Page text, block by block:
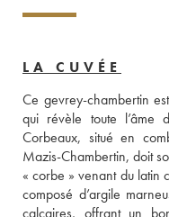
LA CUVÉE
Ce gevrey-chambertin
qui révèle toute l’âme
Corbeaux, situé en
Mazis-Chambertin, doit
« corbe » venant du latin
composé d’argile
calcaires, offrant un